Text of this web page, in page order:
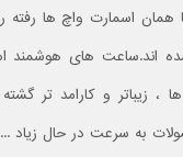
اسمارت واچ ها رفته
شده اند.ساعت های
، زیباتر و کارامد تر
به سرعت در حال زیاد ...